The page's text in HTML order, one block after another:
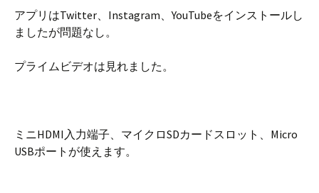
アプリはTwitter、Instagram、YouTubeをインストールし
ましたが問題なし。
プライムビデオは見れました。
ミニHDMI入力端子、マイクロSDカードスロット、Micro
USBポートが使えます。